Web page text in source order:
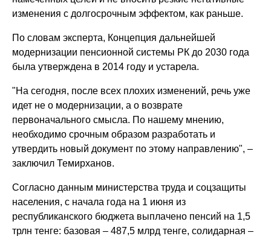
изменения с долгосрочным эффектом, как раньше.
По словам эксперта, Концепция дальнейшей
модернизации пенсионной системы РК до 2030 года
была утверждена в 2014 году и устарела.
"На сегодня, после всех плохих изменений, речь уже
идет не о модернизации, а о возврате
первоначального смысла. По нашему мнению,
необходимо срочным образом разработать и
утвердить новый документ по этому направлению", –
заключил Темирханов.
Согласно данным министерства труда и соцзащиты
населения, с начала года на 1 июня из
республиканского бюджета выплачено пенсий на 1,5
трлн тенге: базовая – 487,5 млрд тенге, солидарная –